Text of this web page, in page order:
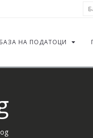
БАЗА НА ПОДАТОЦИ